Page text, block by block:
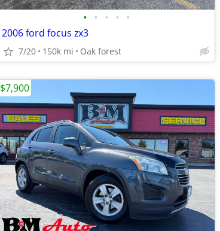
• • • • •
2006 ford focus zx3
7/20 150k mi Oak forest
$7,900